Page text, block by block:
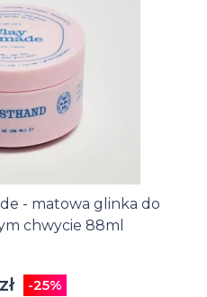
- matowa glinka do
chwycie 88ml
-25%